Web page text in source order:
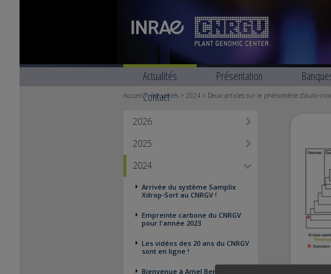
Actualités Présentation
Contact
Accueil>Actualités > 2024 > Deux articles sur le phénomène d'auto-
2026
2025
2024
Arrivée du système Samplix
Xdrop-Sort au CNRGV !
Empreinte carbone du CNRGV
pour l'année 2023
Les vidéos des 20 ans du CNRGV
sont en ligne !
Bienvenue à Amel Benarbia en